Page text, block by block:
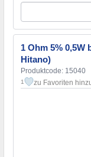
1 Ohm 5% 0,5W
Hitano)
Produktcode: 15040
1 zu Favoriten